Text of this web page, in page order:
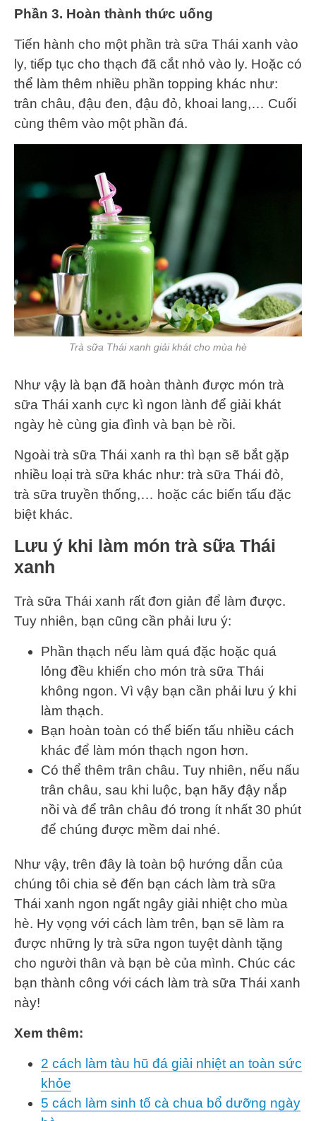
Phần 3. Hoàn thành thức uống
Tiến hành cho một phần trà sữa Thái xanh vào
ly, tiếp tục cho thạch đã cắt nhỏ vào ly. Hoặc có
thể làm thêm nhiều phần topping khác như:
trân châu, đậu đen, đậu đỏ, khoai lang,… Cuối
cùng thêm vào một phần đá.
Trà sữa Thái xanh giải khát cho mùa hè
Như vậy là bạn đã hoàn thành được món trà
sữa Thái xanh cực kì ngon lành để giải khát
ngày hè cùng gia đình và bạn bè rồi.
Ngoài trà sữa Thái xanh ra thì bạn sẽ bắt gặp
nhiều loại trà sữa khác như: trà sữa Thái đỏ,
trà sữa truyền thống,… hoặc các biến tấu đặc
biệt khác.
Lưu ý khi làm món trà sữa Thái
xanh
Trà sữa Thái xanh rất đơn giản để làm được.
Tuy nhiên, bạn cũng cần phải lưu ý:
Phần thạch nếu làm quá đặc hoặc quá
lỏng đều khiến cho món trà sữa Thái
không ngon. Vì vậy bạn cần phải lưu ý khi
làm thạch.
Bạn hoàn toàn có thể biến tấu nhiều cách
khác để làm món thạch ngon hơn.
Có thể thêm trân châu. Tuy nhiên, nếu nấu
trân châu, sau khi luộc, bạn hãy đậy nắp
nồi và để trân châu đó trong ít nhất 30 phút
để chúng được mềm dai nhé.
Như vậy, trên đây là toàn bộ hướng dẫn của
chúng tôi chia sẻ đến bạn cách làm trà sữa
Thái xanh ngon ngất ngây giải nhiệt cho mùa
hè. Hy vọng với cách làm trên, bạn sẽ làm ra
được những ly trà sữa ngon tuyệt dành tặng
cho người thân và bạn bè của mình. Chúc các
bạn thành công với cách làm trà sữa Thái xanh
này!
Xem thêm:
2 cách làm tàu hũ đá giải nhiệt an toàn sức
khỏe
5 cách làm sinh tố cà chua bổ dưỡng ngày